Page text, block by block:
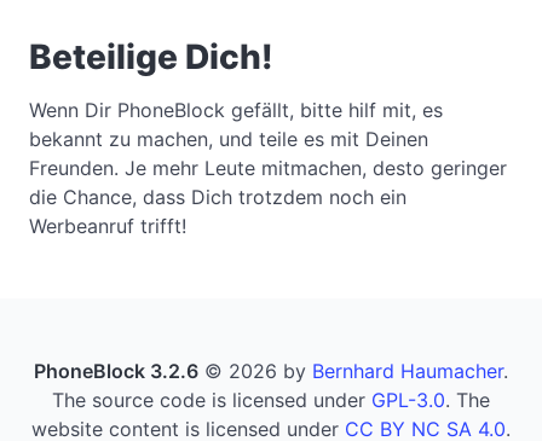
Beteilige Dich!
Wenn Dir PhoneBlock gefällt, bitte hilf mit, es
bekannt zu machen, und teile es mit Deinen
Freunden. Je mehr Leute mitmachen, desto geringer
die Chance, dass Dich trotzdem noch ein
Werbeanruf trifft!
PhoneBlock 3.2.6 © 2026 by Bernhard Haumacher.
The source code is licensed under GPL-3.0. The
website content is licensed under CC BY NC SA 4.0.